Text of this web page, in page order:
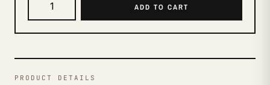
ADD TO CART
PRODUCT DETAILS